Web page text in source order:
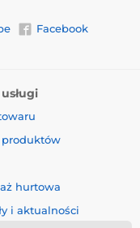
Facebook
produktów
hurtowa
i aktualności